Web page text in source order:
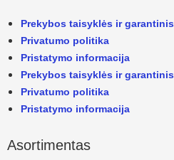
Prekybos taisyklės ir garantinis
Privatumo politika
Pristatymo informacija
Prekybos taisyklės ir garantinis
Privatumo politika
Pristatymo informacija
Asortimentas